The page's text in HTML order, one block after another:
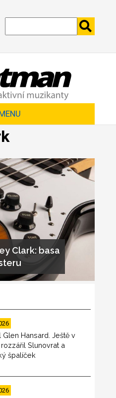
Clark: basa
Glen Hansard. Ještě v
Slunovrat a
špalíček